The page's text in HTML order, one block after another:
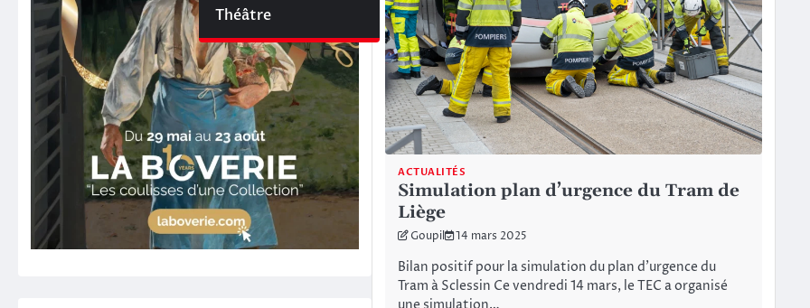
Théâtre
ACTUALITÉS
Simulation plan d’urgence du Tram de
Liège
Goupil 14 mars 2025
Bilan positif pour la simulation du plan d’urgence du
Tram à Sclessin Ce vendredi 14 mars, le TEC a organisé